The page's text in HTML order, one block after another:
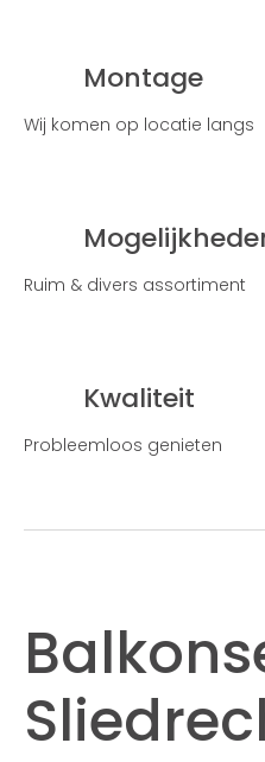
Montage
Wij komen op locatie langs
Ruim & divers assortiment
Kwaliteit
Probleemloos genieten